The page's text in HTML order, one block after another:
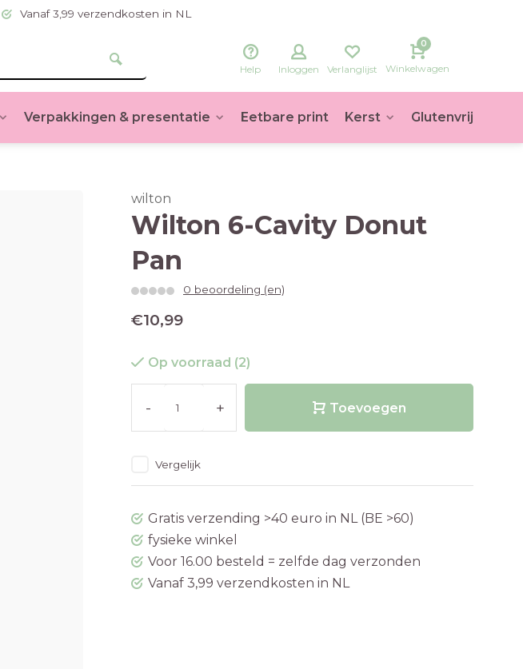
Vanaf 3,99 verzendkosten in NL
Help Inloggen Verlanglijst
0
Winkelwagen
Verpakkingen & presentatie Eetbare print Kerst Glutenvrij
wilton
Wilton 6-Cavity Donut
Pan
0 beoordeling (en)
€10,99
Op voorraad (2)
- + Toevoegen
Vergelijk
Gratis verzending >40 euro in NL (BE >60)
fysieke winkel
Voor 16.00 besteld = zelfde dag verzonden
Vanaf 3,99 verzendkosten in NL